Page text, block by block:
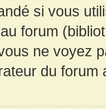
si vous
forum
ne voyez
du forum